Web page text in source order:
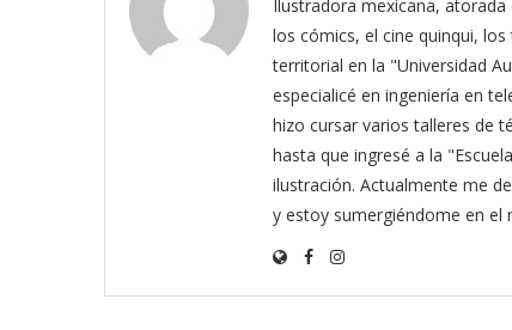
Ilustradora mexicana,
los cómics, el cine quinqui,
territorial en la "Universidad
especialicé en ingeniería en
hizo cursar varios talleres de
hasta que ingresé a la
ilustración. Actualmente me
y estoy sumergiéndome en el